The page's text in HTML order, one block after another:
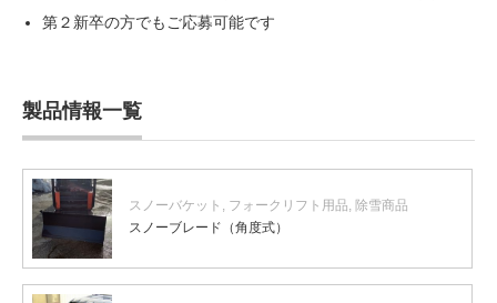
第２新卒の方でもご応募可能です
製品情報一覧
スノーバケット , フォークリフト用品, 除雪商品
スノーブレード（角度式）